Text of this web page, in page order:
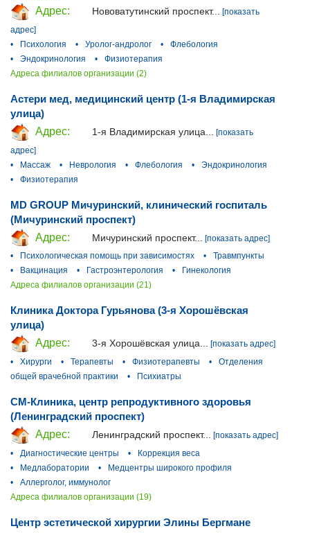
Адрес:
Нововатутинский проспект...
[показать
адрес]
•
Психология • Уролог-андролог •
Флебология
•
Эндокринология •
Физиотерапия
Адреса филиалов организации (2)
Астери мед, медицинский центр (1-я Владимирская
улица)
Адрес:
1-я Владимирская улица...
[показать
адрес]
•
Массаж • Неврология • Флебология •
Эндокринология
•
Физиотерапия
MD GROUP Мичуринский, клинический госпиталь
(Мичуринский проспект)
Адрес:
Мичуринский проспект...
[показать адрес]
•
Психологическая помощь при зависимостях •
Травмпункты
•
Вакцинация • Гастроэнтерология •
Гинекология
Адреса филиалов организации (21)
Клиника Доктора Гурьянова (3-я Хорошёвская
улица)
Адрес:
3-я Хорошёвская улица... [показать адрес]
•
Хирурги • Терапевты • Физиотерапевты •
Отделения
общей врачебной практики
• Психиатры
СМ-Клиника, центр репродуктивного здоровья
(Ленинградский проспект)
Адрес:
Ленинградский проспект...
[показать адрес]
•
Диагностические центры •
Коррекция веса
•
Медлаборатории •
Медцентры широкого профиля
•
Аллерголог, иммунолог
Адреса филиалов организации (19)
Центр эстетической хирургии Элины Бергмане